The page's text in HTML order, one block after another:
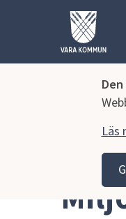
Läs
Vara kommun